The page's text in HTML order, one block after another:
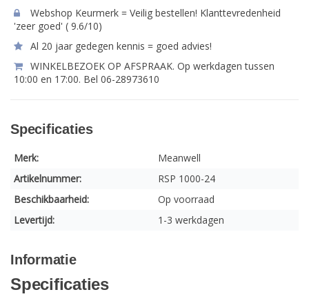
Webshop Keurmerk = Veilig bestellen! Klanttevredenheid
'zeer goed' ( 9.6/10)
Al 20 jaar gedegen kennis = goed advies!
WINKELBEZOEK OP AFSPRAAK. Op werkdagen tussen
10:00 en 17:00. Bel 06-28973610
Specificaties
Merk:
Meanwell
Artikelnummer:
RSP 1000-24
Beschikbaarheid:
Op voorraad
Levertijd:
1-3 werkdagen
Informatie
Specificaties